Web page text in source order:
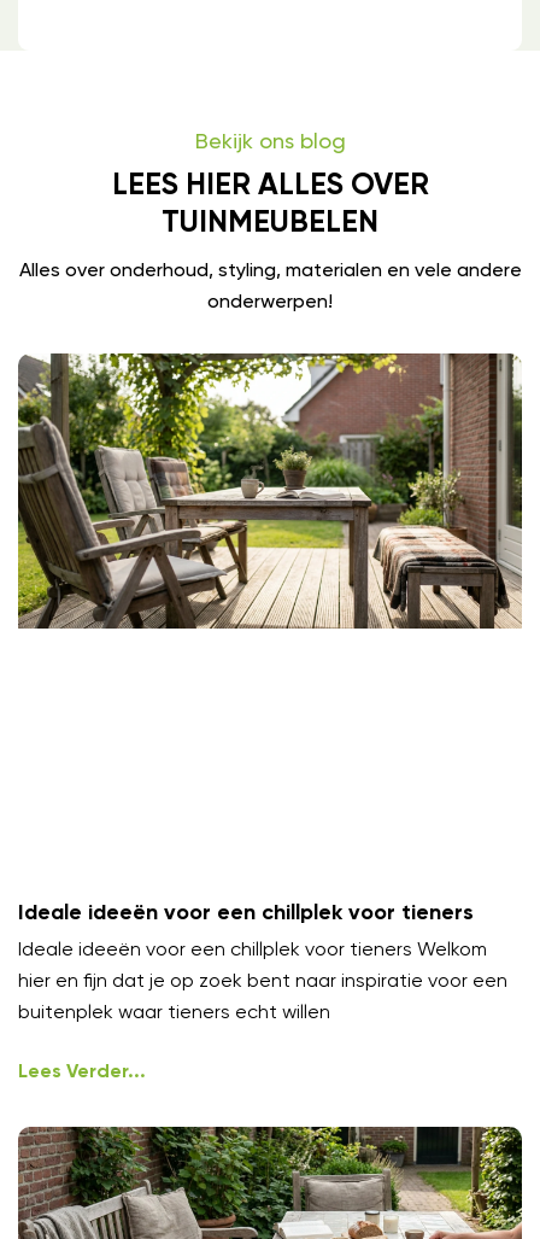
Bekijk ons blog
LEES HIER ALLES OVER
TUINMEUBELEN
Alles over onderhoud, styling, materialen en vele andere
onderwerpen!
Ideale ideeën voor een chillplek voor tieners
Ideale ideeën voor een chillplek voor tieners Welkom
hier en fijn dat je op zoek bent naar inspiratie voor een
buitenplek waar tieners echt willen
Lees Verder...